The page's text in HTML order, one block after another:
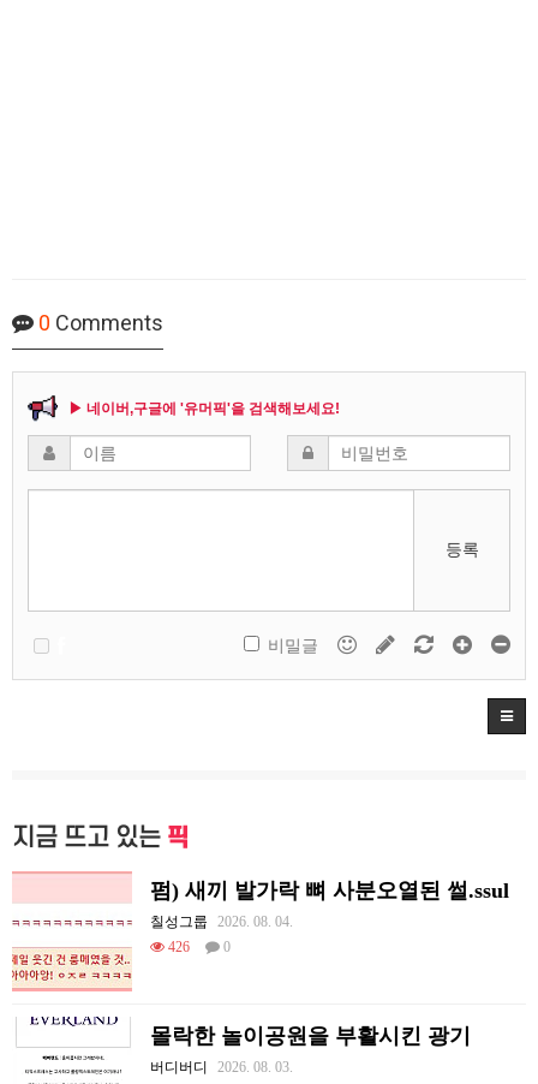
0 Comments
▶ 네이버,구글에 '유머픽'을 검색해보세요!
등록
비밀글
지금 뜨고 있는 픽
펌) 새끼 발가락 뼈 사분오열된 썰.ssul
칠성그룹
2026. 08. 04.
426
0
몰락한 놀이공원을 부활시킨 광기
버디버디
2026. 08. 03.